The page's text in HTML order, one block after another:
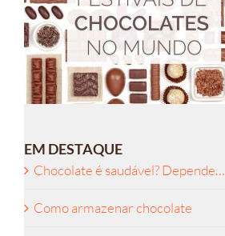
EM DESTAQUE
Chocolate é saudável? Depende…
Como armazenar chocolate